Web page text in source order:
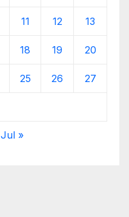
11 12 13
18 19 20
25 26 27
Jul »